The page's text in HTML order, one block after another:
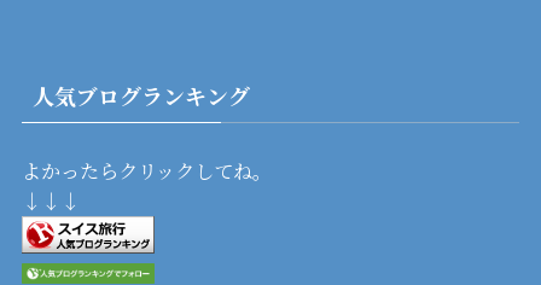
人気ブログランキング
よかったらクリックしてね。
↓↓↓